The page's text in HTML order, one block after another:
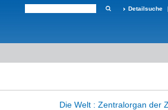
Detailsuche |
Die Welt : Zentralorgan der